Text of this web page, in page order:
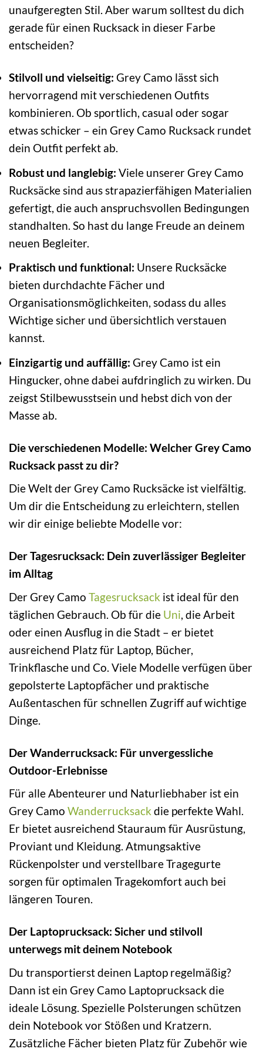
unaufgeregten Stil. Aber warum solltest du dich
gerade für einen Rucksack in dieser Farbe
entscheiden?
Stilvoll und vielseitig: Grey Camo lässt sich
hervorragend mit verschiedenen Outfits
kombinieren. Ob sportlich, casual oder sogar
etwas schicker – ein Grey Camo Rucksack rundet
dein Outfit perfekt ab.
Robust und langlebig: Viele unserer Grey Camo
Rucksäcke sind aus strapazierfähigen Materialien
gefertigt, die auch anspruchsvollen Bedingungen
standhalten. So hast du lange Freude an deinem
neuen Begleiter.
Praktisch und funktional: Unsere Rucksäcke
bieten durchdachte Fächer und
Organisationsmöglichkeiten, sodass du alles
Wichtige sicher und übersichtlich verstauen
kannst.
Einzigartig und auffällig: Grey Camo ist ein
Hingucker, ohne dabei aufdringlich zu wirken. Du
zeigst Stilbewusstsein und hebst dich von der
Masse ab.
Die verschiedenen Modelle: Welcher Grey Camo
Rucksack passt zu dir?
Die Welt der Grey Camo Rucksäcke ist vielfältig.
Um dir die Entscheidung zu erleichtern, stellen
wir dir einige beliebte Modelle vor:
Der Tagesrucksack: Dein zuverlässiger Begleiter
im Alltag
Der Grey Camo Tagesrucksack ist ideal für den
täglichen Gebrauch. Ob für die Uni, die Arbeit
oder einen Ausflug in die Stadt – er bietet
ausreichend Platz für Laptop, Bücher,
Trinkflasche und Co. Viele Modelle verfügen über
gepolsterte Laptopfächer und praktische
Außentaschen für schnellen Zugriff auf wichtige
Dinge.
Der Wanderrucksack: Für unvergessliche
Outdoor-Erlebnisse
Für alle Abenteurer und Naturliebhaber ist ein
Grey Camo Wanderrucksack die perfekte Wahl.
Er bietet ausreichend Stauraum für Ausrüstung,
Proviant und Kleidung. Atmungsaktive
Rückenpolster und verstellbare Tragegurte
sorgen für optimalen Tragekomfort auch bei
längeren Touren.
Der Laptoprucksack: Sicher und stilvoll
unterwegs mit deinem Notebook
Du transportierst deinen Laptop regelmäßig?
Dann ist ein Grey Camo Laptoprucksack die
ideale Lösung. Spezielle Polsterungen schützen
dein Notebook vor Stößen und Kratzern.
Zusätzliche Fächer bieten Platz für Zubehör wie